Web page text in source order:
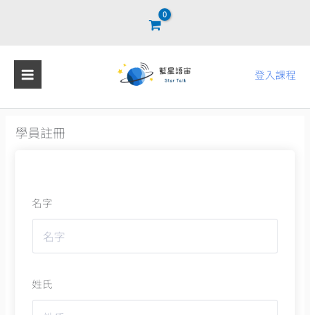
登入課程
學員註冊
名字
姓氏